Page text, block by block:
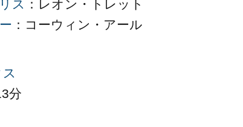
ス ：レオン・トレット
：コーウィン・アール
分